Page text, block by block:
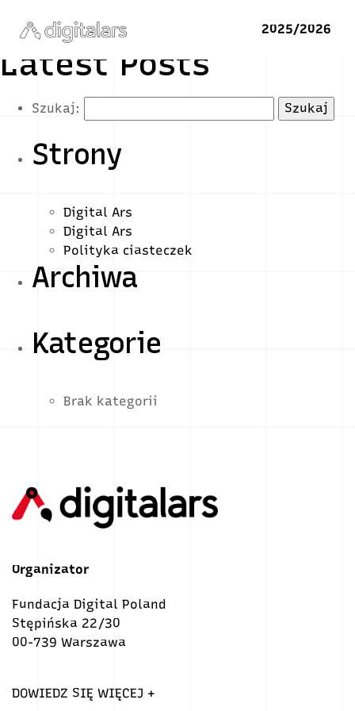
2025/2026
Latest Posts
Szukaj:
Strony
Digital Ars
Digital Ars
Polityka ciasteczek
Archiwa
Kategorie
Brak kategorii
Organizator
Fundacja Digital Poland
Stępińska 22/30
00-739 Warszawa
DOWIEDZ SIĘ WIĘCEJ +